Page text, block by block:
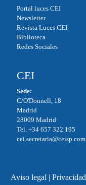
Portal luces CEI
Newsletter
Revista Luces CEI
Biblioteca
Redes Sociales
CEI
Sede:
C/O'Donnell, 18
Madrid
28009 Madrid
Tel. +34 657 322 195
cei.secretaria@ceisp.com
Aviso legal | Privacidad